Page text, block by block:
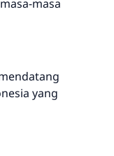
masa
yang